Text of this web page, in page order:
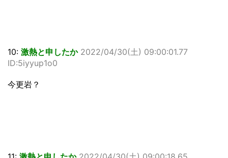
10: 激熱と申したか 2022/04/30(土) 09:00:01.77
ID:5iyyup1o0
今更岩？